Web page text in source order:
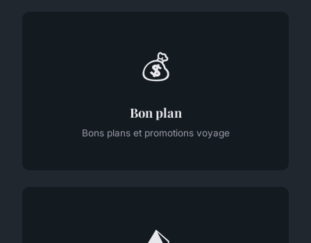
💰
Bon plan
Bons plans et promotions voyage